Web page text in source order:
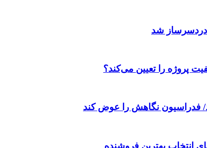
دردسرساز شد
پروژه را تعیین می‌کند؟
فدراسیون نگاهش را عوض کند
انتخاب بهترین فروشنده